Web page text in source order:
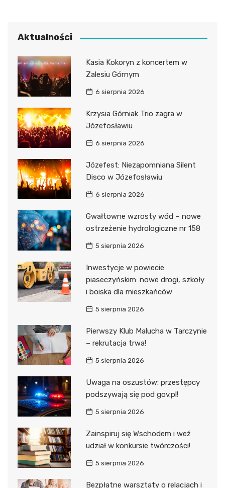
Aktualności
Kasia Kokoryn z koncertem w
Zalesiu Górnym
6 sierpnia 2026
Krzysia Górniak Trio zagra w
Józefosławiu
6 sierpnia 2026
Józefest: Niezapomniana Silent
Disco w Józefosławiu
6 sierpnia 2026
Gwałtowne wzrosty wód – nowe
ostrzeżenie hydrologiczne nr 158
5 sierpnia 2026
Inwestycje w powiecie
piaseczyńskim: nowe drogi, szkoły
i boiska dla mieszkańców
5 sierpnia 2026
Pierwszy Klub Malucha w Tarczynie
– rekrutacja trwa!
5 sierpnia 2026
Uwaga na oszustów: przestępcy
podszywają się pod gov.pl!
5 sierpnia 2026
Zainspiruj się Wschodem i weź
udział w konkursie twórczości!
5 sierpnia 2026
Bezpłatne warsztaty o relacjach i